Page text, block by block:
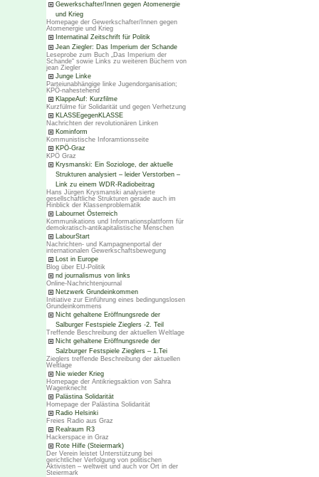
Gewerkschafter/Innen gegen Atomenergie
und Krieg
Homepage der Gewerkschafter/Innen gegen
Atomenergie und Krieg
Internatinal Zeitschrift für Politik
Jean Ziegler: Das Imperium der Schande
Leseprobe zum Buch „Das Imperium der
Schande“ sowie Links zu weiteren Büchern von
jean Ziegler
Junge Linke
Parteiunabhängige linke Jugendorganisation;
KPÖ-nahestehend
KlappeAuf: Kurzfilme
Kurzfülme für Solidarität und gegen Verhetzung
KLASSEgegenKLASSE
Nachrichten der revolutionären Linken
Kominform
Kommunistische Inforamtionsseite
KPÖ-Graz
KPÖ Graz
Krysmanski: Ein Soziologe, der aktuelle
Strukturen analysiert – leider Verstorben –
Link zu einem WDR-Radiobeitrag
Hans Jürgen Krysmanski analysierte
gesellschaftliche Strukturen gerade auch im
Hinblick der Klassenproblematik
Labournet Österreich
Kommunikations und Informationsplattform für
demokratisch-antikapitalistische Menschen
LabourStart
Nachrichten- und Kampagnenportal der
internationalen Gewerkschaftsbewegung
Lost in Europe
Blog über EU-Politik
nd journalismus von links
Online-Nachrichtenjournal
Netzwerk Grundeinkommen
Initiative zur Einführung eines bedingungslosen
Grundeinkommens
Nicht gehaltene Eröffnungsrede der
Salburger Festspiele Zieglers -2. Teil
Treffende Beschreibung der aktuellen Weltlage
Nicht gehaltene Eröffnungsrede der
Salzburger Festspiele Zieglers – 1.Tei
Zieglers treffende Beschreibung der aktuellen
Weltlage
Nie wieder Krieg
Homepage der Antikriegsaktion von Sahra
Wagenknecht
Palästina Solidarität
Homepage der Palästina Solidarität
Radio Helsinki
Freies Radio aus Graz
Realraum R3
Hackerspace in Graz
Rote Hilfe (Steiermark)
Der Verein leistet Unterstützung bei
gerichtlicher Verfolgung von politischen
Aktivisten – weltweit und auch vor Ort in der
Steiermark